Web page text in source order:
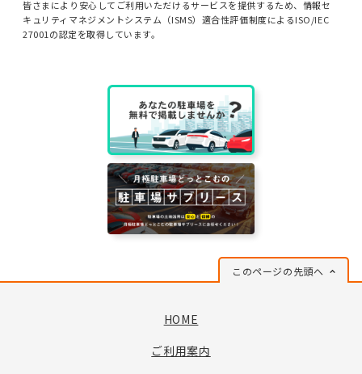
皆さまにより安心してご利用いただけるサービスを提供するため、情報セ
キュリティマネジメントシステム（ISMS）適合性評価制度によるISO/IEC
27001の認定を取得しています。
このページの先頭へ
HOME
ご利用案内